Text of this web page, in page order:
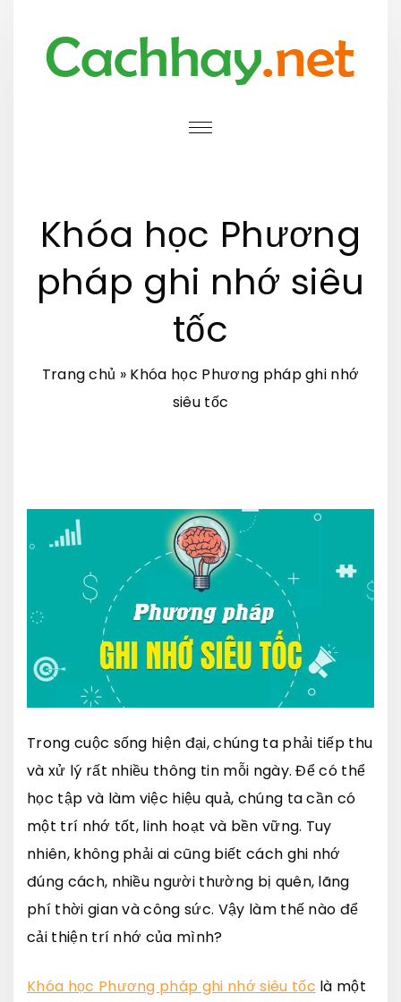
Khóa học Phương
pháp ghi nhớ siêu
tốc
Trang chủ » Khóa học Phương pháp ghi nhớ
siêu tốc
Trong cuộc sống hiện đại, chúng ta phải tiếp thu
và xử lý rất nhiều thông tin mỗi ngày. Để có thể
học tập và làm việc hiệu quả, chúng ta cần có
một trí nhớ tốt, linh hoạt và bền vững. Tuy
nhiên, không phải ai cũng biết cách ghi nhớ
đúng cách, nhiều người thường bị quên, lãng
phí thời gian và công sức. Vậy làm thế nào để
cải thiện trí nhớ của mình?
Khóa học Phương pháp ghi nhớ siêu tốc là một